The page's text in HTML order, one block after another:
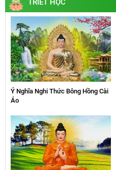
TRIẾT HỌC
Ý Nghĩa Nghi Thức Bông Hồng Cài
Áo